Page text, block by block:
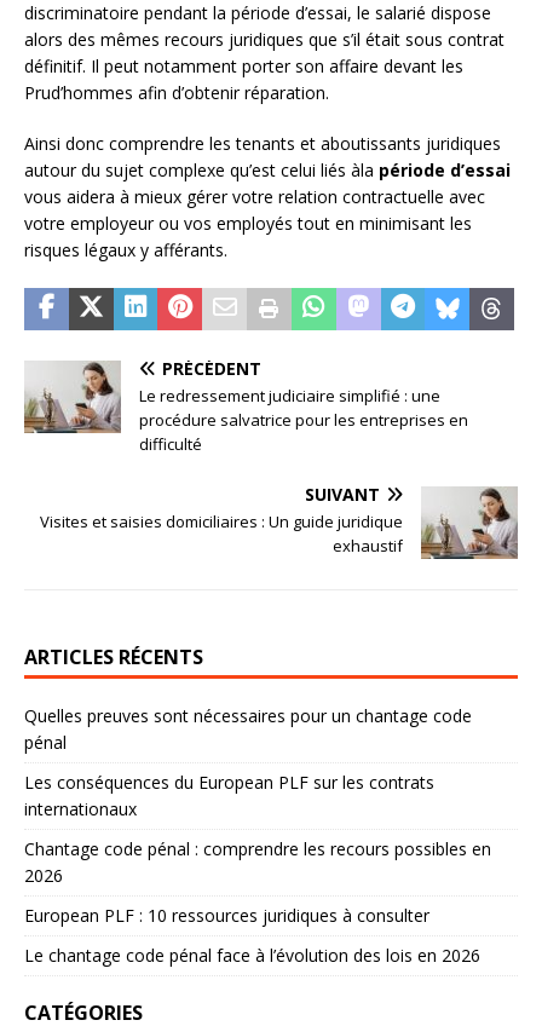
discriminatoire pendant la période d’essai, le salarié dispose
alors des mêmes recours juridiques que s’il était sous contrat
définitif. Il peut notamment porter son affaire devant les
Prud’hommes afin d’obtenir réparation.
Ainsi donc comprendre les tenants et aboutissants juridiques
autour du sujet complexe qu’est celui liés àla période d’essai
vous aidera à mieux gérer votre relation contractuelle avec
votre employeur ou vos employés tout en minimisant les
risques légaux y afférants.
PRÉCÉDENT
Le redressement judiciaire simplifié : une
procédure salvatrice pour les entreprises en
difficulté
SUIVANT
Visites et saisies domiciliaires : Un guide juridique
exhaustif
ARTICLES RÉCENTS
Quelles preuves sont nécessaires pour un chantage code
pénal
Les conséquences du European PLF sur les contrats
internationaux
Chantage code pénal : comprendre les recours possibles en
2026
European PLF : 10 ressources juridiques à consulter
Le chantage code pénal face à l’évolution des lois en 2026
CATÉGORIES